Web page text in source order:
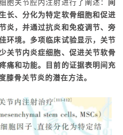
胞关节腔内注射进行了阐述： 间
长、分化为特定软骨细胞和促进
炎，并通过抗炎和免疫调节、旁
环境。多项临床试验显示，关节
关节内炎症细胞、促进关节软骨
痛和功能。目前的证据表明间充
膝骨关节炎的潜在方法。